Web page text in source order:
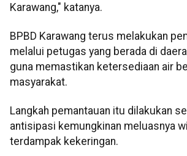
Karawang," katanya.
BPBD Karawang terus melakukan
melalui petugas yang berada di
guna memastikan ketersediaan air
masyarakat.
Langkah pemantauan itu dilakukan
antisipasi kemungkinan meluasnya
terdampak kekeringan.